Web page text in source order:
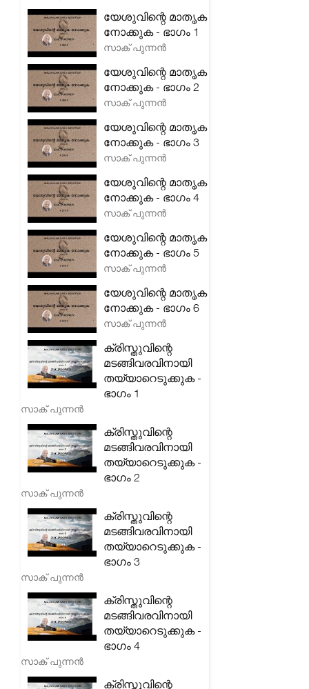
യേശുവിന്റെ മാതൃക
നോക്കുക - ഭാഗം 1
സാക് പുന്നൻ
യേശുവിന്റെ മാതൃക
നോക്കുക - ഭാഗം 2
സാക് പുന്നൻ
യേശുവിന്റെ മാതൃക
നോക്കുക - ഭാഗം 3
സാക് പുന്നൻ
യേശുവിന്റെ മാതൃക
നോക്കുക - ഭാഗം 4
സാക് പുന്നൻ
യേശുവിന്റെ മാതൃക
നോക്കുക - ഭാഗം 5
സാക് പുന്നൻ
യേശുവിന്റെ മാതൃക
നോക്കുക - ഭാഗം 6
സാക് പുന്നൻ
ക്രിസ്തുവിന്റെ
മടങ്ങിവരവിനായി
തയ്യാറെടുക്കുക -
ഭാഗം 1
സാക് പുന്നൻ
ക്രിസ്തുവിന്റെ
മടങ്ങിവരവിനായി
തയ്യാറെടുക്കുക -
ഭാഗം 2
സാക് പുന്നൻ
ക്രിസ്തുവിന്റെ
മടങ്ങിവരവിനായി
തയ്യാറെടുക്കുക -
ഭാഗം 3
സാക് പുന്നൻ
ക്രിസ്തുവിന്റെ
മടങ്ങിവരവിനായി
തയ്യാറെടുക്കുക -
ഭാഗം 4
സാക് പുന്നൻ
ക്രിസ്തുവിന്റെ